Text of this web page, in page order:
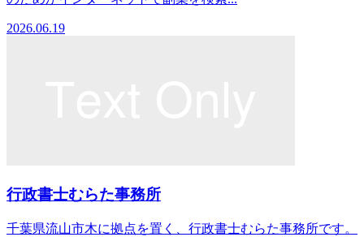
2026.06.19
行政書士むらた事務所
千葉県流山市木に拠点を置く、行政書士むらた事務所です。